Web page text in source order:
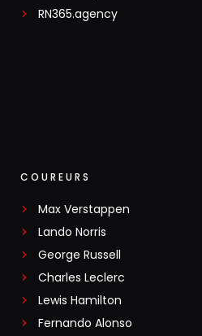
RN365.agency
COUREURS
Max Verstappen
Lando Norris
George Russell
Charles Leclerc
Lewis Hamilton
Fernando Alonso